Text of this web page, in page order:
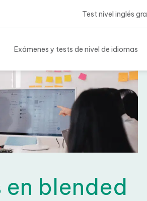
Test nivel inglés gratis
Exámenes y tests de nivel de idiomas
blended